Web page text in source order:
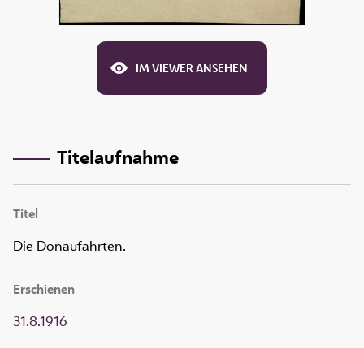
IM VIEWER ANSEHEN
Titelaufnahme
Titel
Die Donaufahrten.
Erschienen
31.8.1916